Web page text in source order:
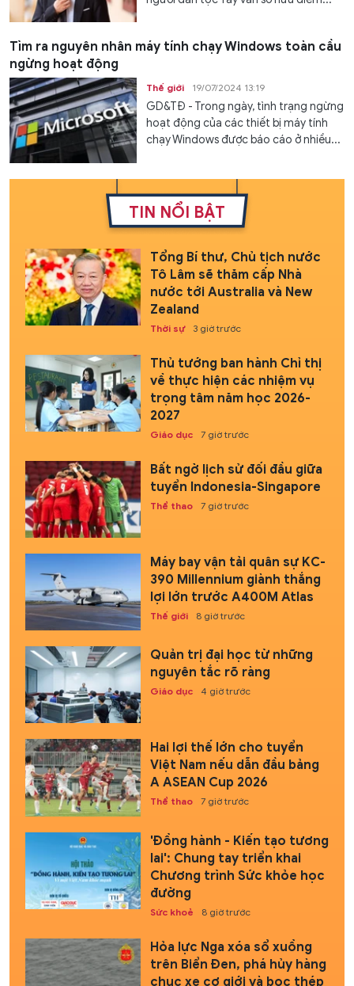
Tìm ra nguyên nhân máy tính chạy Windows toàn cầu
ngừng hoạt động
Thế giới 19/07/2024 13:19
GD&TĐ - Trong ngày, tình trạng ngừng
hoạt động của các thiết bị máy tính
chạy Windows được báo cáo ở nhiều...
TIN NỔI BẬT
Tổng Bí thư, Chủ tịch nước
Tô Lâm sẽ thăm cấp Nhà
nước tới Australia và New
Zealand
Thời sự 3 giờ trước
Thủ tướng ban hành Chỉ thị
về thực hiện các nhiệm vụ
trọng tâm năm học 2026-
2027
Giáo dục 7 giờ trước
Bất ngờ lịch sử đối đầu giữa
tuyển Indonesia-Singapore
Thể thao 7 giờ trước
Máy bay vận tải quân sự KC-
390 Millennium giành thắng
lợi lớn trước A400M Atlas
Thế giới 8 giờ trước
Quản trị đại học từ những
nguyên tắc rõ ràng
Giáo dục 4 giờ trước
Hai lợi thế lớn cho tuyển
Việt Nam nếu dẫn đầu bảng
A ASEAN Cup 2026
Thể thao 7 giờ trước
'Đồng hành - Kiến tạo tương
lai': Chung tay triển khai
Chương trình Sức khỏe học
đường
Sức khoẻ 8 giờ trước
Hỏa lực Nga xóa sổ xuồng
trên Biển Đen, phá hủy hàng
chục xe cơ giới và bọc thép